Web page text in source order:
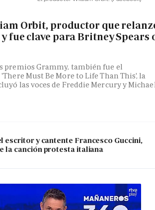
Orbit, productor que
fue clave para Britney Spears
premios Grammy, también fue el
Must Be More to Life Than This', la
las voces de Freddie Mercury y
escritor y cantente Francesco Guccini,
la canción protesta italiana